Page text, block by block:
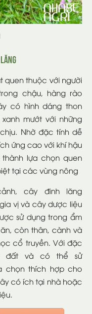
lăng
quen thuộc với người
chậu, hàng rào
có hình dáng thon
mướt với những
Nhờ đặc tính dễ
ứng cao với khí hậu
lựa chọn quen
tại các vùng nông
cây đinh lăng
vị và cây dược liệu
sử dụng trong ẩm
còn thân, cành và
cổ truyền. Với đặc
đất và có thể sử
chọnthích hợpcho
có ích tại nhà hoặc